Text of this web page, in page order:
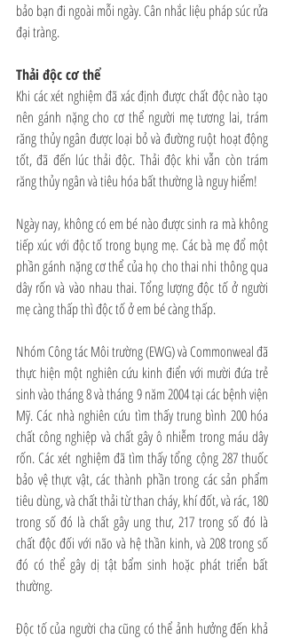
bảo bạn đi ngoài mỗi ngày. Cân nhắc liệu pháp súc rửa
đại tràng.
Thải độc cơ thể
Khi các xét nghiệm đã xác định được chất độc nào tạo
nên gánh nặng cho cơ thể người mẹ tương lai, trám
răng thủy ngân được loại bỏ và đường ruột hoạt động
tốt, đã đến lúc thải độc. Thải độc khi vẫn còn trám
răng thủy ngân và tiêu hóa bất thường là nguy hiểm!
Ngày nay, không có em bé nào được sinh ra mà không
tiếp xúc với độc tố trong bụng mẹ. Các bà mẹ đổ một
phần gánh nặng cơ thể của họ cho thai nhi thông qua
dây rốn và vào nhau thai. Tổng lượng độc tố ở người
mẹ càng thấp thì độc tố ở em bé càng thấp.
Nhóm Công tác Môi trường (EWG) và Commonweal đã
thực hiện một nghiên cứu kinh điển với mười đứa trẻ
sinh vào tháng 8 và tháng 9 năm 2004 tại các bệnh viện
Mỹ. Các nhà nghiên cứu tìm thấy trung bình 200 hóa
chất công nghiệp và chất gây ô nhiễm trong máu dây
rốn. Các xét nghiệm đã tìm thấy tổng cộng 287 thuốc
bảo vệ thực vật, các thành phần trong các sản phẩm
tiêu dùng, và chất thải từ than cháy, khí đốt, và rác, 180
trong số đó là chất gây ung thư, 217 trong số đó là
chất độc đối với não và hệ thần kinh, và 208 trong số
đó có thể gây dị tật bẩm sinh hoặc phát triển bất
thường.
Độc tố của người cha cũng có thể ảnh hưởng đến khả